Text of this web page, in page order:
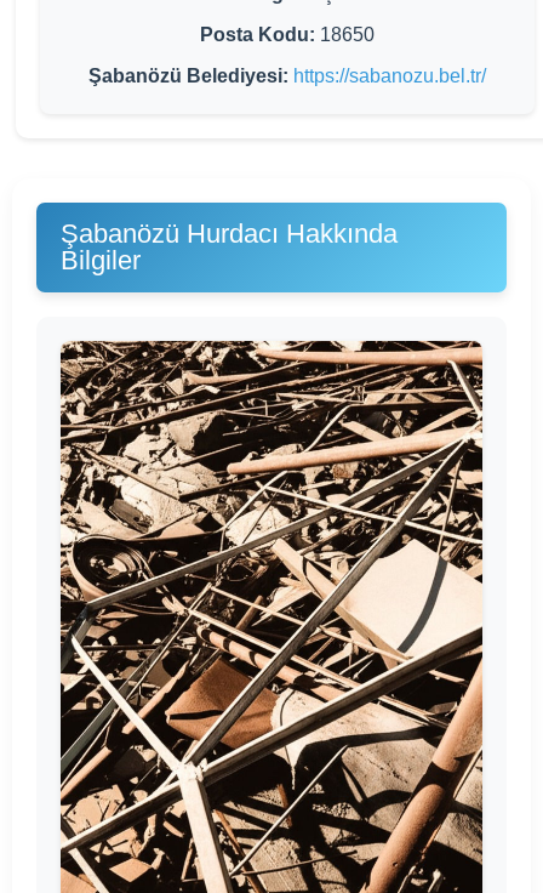
Posta Kodu: 18650
Şabanözü Belediyesi: https://sabanozu.bel.tr/
Şabanözü Hurdacı Hakkında
Bilgiler